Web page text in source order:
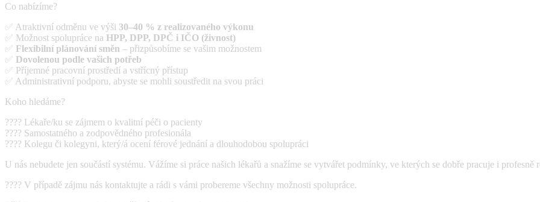
Co nabízíme?
✅ Atraktivní odměnu ve výši 30–40 % z realizovaného výkonu
✅ Možnost spolupráce na HPP, DPP, DPČ i IČO (živnost)
✅ Flexibilní plánování směn – přizpůsobíme se vašim možnostem
✅ Dovolenou podle vašich potřeb
✅ Příjemné pracovní prostředí a vstřícný přístup
✅ Administrativní podporu, abyste se mohli soustředit na svou práci
Koho hledáme?
???? Lékaře/ku se zájmem o kvalitní péči o pacienty
???? Samostatného a zodpovědného profesionála
???? Kolegu či kolegyni, který/á ocení férové jednání a dlouhodobou spolupráci
U nás nebudete jen součástí systému. Vážíme si práce našich lékařů a snažíme se vytvářet podmínky, ve kterých se dobře pracuje i profesně
???? V případě zájmu nás kontaktujte a rádi s vámi probereme všechny možnosti spolupráce.